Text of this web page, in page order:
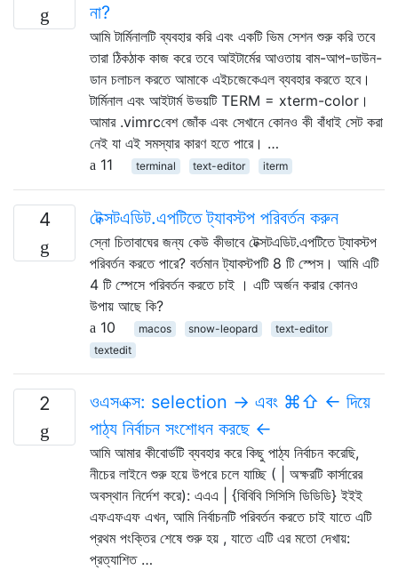
না?
আমি টার্মিনালটি ব্যবহার করি এবং একটি ভিম সেশন শুরু করি তবে
তারা ঠিকঠাক কাজ করে তবে আইটার্মের আওতায় বাম-আপ-ডাউন-
ডান চলাচল করতে আমাকে এইচজেকেএল ব্যবহার করতে হবে।
টার্মিনাল এবং আইটার্ম উভয়টি TERM = xterm-color।
আমার .vimrcবেশ জোঁক এবং সেখানে কোনও কী বাঁধাই সেট করা
নেই যা এই সমস্যার কারণ হতে পারে। …
11
terminal text-editor iterm
4 টেক্সটএডিট.এপটিতে ট্যাবস্টপ পরিবর্তন করুন
স্নো চিতাবাঘের জন্য কেউ কীভাবে টেক্সটএডিট.এপটিতে ট্যাবস্টপ
পরিবর্তন করতে পারে? বর্তমান ট্যাবস্টপটি 8 টি স্পেস। আমি এটি
4 টি স্পেসে পরিবর্তন করতে চাই । এটি অর্জন করার কোনও
উপায় আছে কি?
10
macos snow-leopard
text-editor
textedit
2
ওএসএক্স: selection → এবং ⌘⇧ ← দিয়ে
পাঠ্য নির্বাচন সংশোধন করছে ←
আমি আমার কীবোর্ডটি ব্যবহার করে কিছু পাঠ্য নির্বাচন করেছি,
নীচের লাইনে শুরু হয়ে উপরে চলে যাচ্ছি ( | অক্ষরটি কার্সারের
অবস্থান নির্দেশ করে): এএএ | {বিবিবি সিসিসি ডিডিডি} ইইই
এফএফএফ এখন, আমি নির্বাচনটি পরিবর্তন করতে চাই যাতে এটি
প্রথম পংক্তির শেষে শুরু হয় , যাতে এটি এর মতো দেখায়:
প্রত্যাশিত …